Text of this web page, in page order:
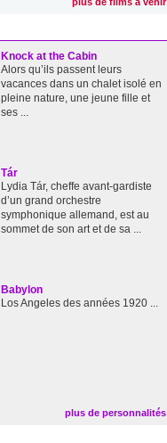
Knock at the Cabin
Alors qu’ils passent leurs
vacances dans un chalet isolé en
pleine nature, une jeune fille et
ses ...
Tár
Lydia Tár, cheffe avant-gardiste
d’un grand orchestre
symphonique allemand, est au
sommet de son art et de sa ...
Babylon
Los Angeles des années 1920 ...
plus de personnalités